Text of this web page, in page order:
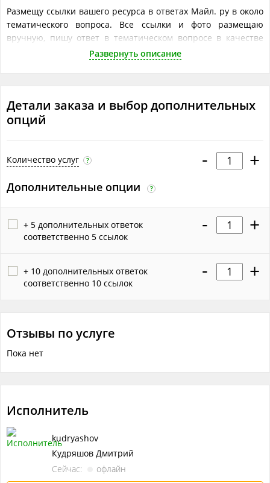
Размещу ссылки вашего ресурса в ответах Майл. ру в около
тематического вопроса. Все ссылки и фото размещаю
вручную, пишу ответ в тематическом вопросе в качестве
совета или рекомендации вашего сервиса или услуги.
Размещаю 5 ответов и ставлю 5 ссылок (анкорние или
безанкорные)
Развернуть описание
Детали заказа и выбор дополнительных
опций
- +
Количество услуг ?
Дополнительные опции ?
+ 5 дополнительных ответок
соответственно 5 ссылок
- +
+ 10 дополнительных ответок
соответственно 10 ссылок
- +
Отзывы по услуге
Пока нет
Исполнитель
kudryashov
Кудряшов Дмитрий
Сейчас:
офлайн